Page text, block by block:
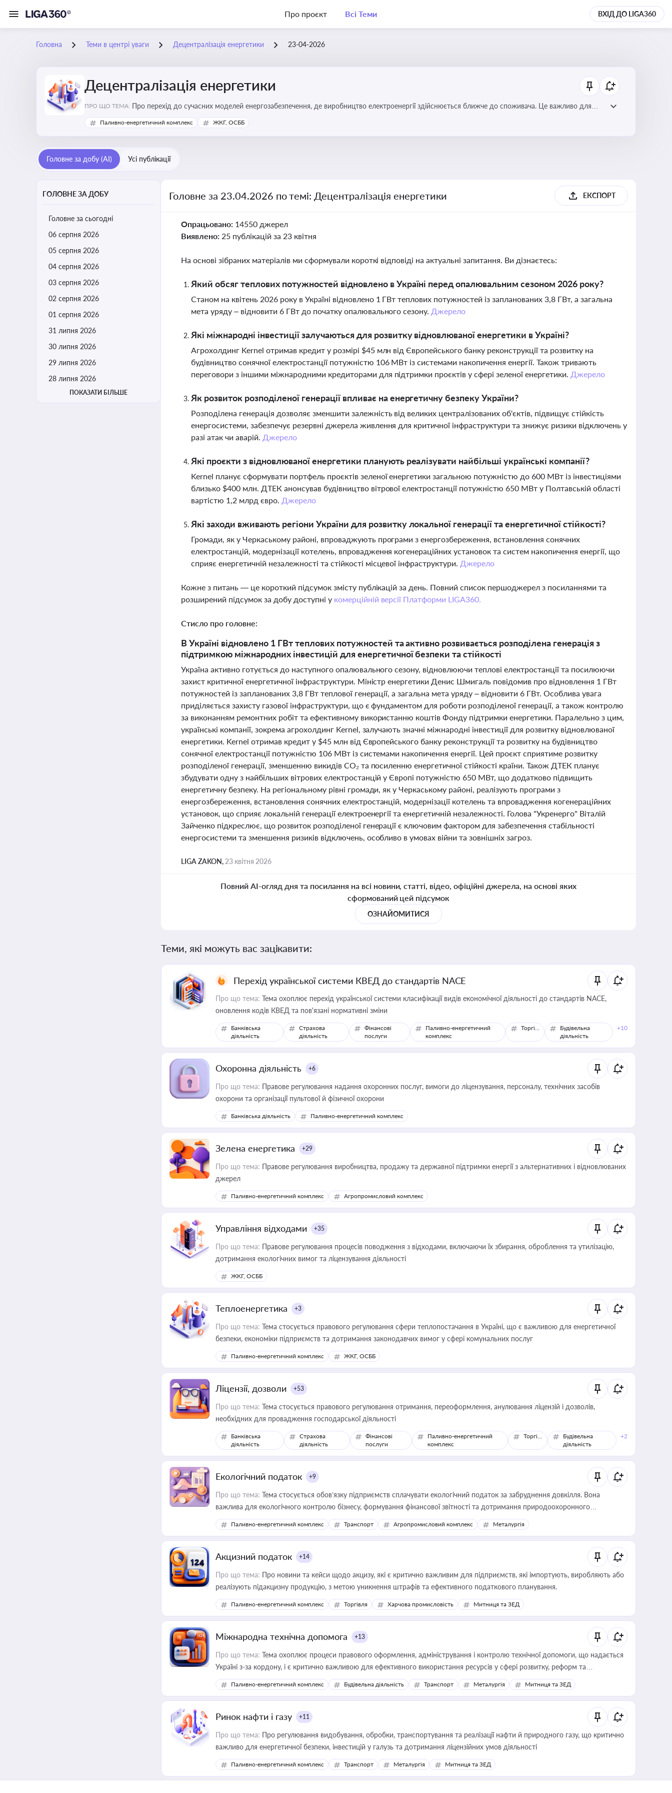
Про проєкт Всі Теми ВХІД ДО LIGA360
Головна Теми в центрі уваги Децентралізація енергетики 23-04-2026
Децентралізація енергетики
ПРО ЩО ТЕМА: Про перехід до сучасних моделей енергозабезпечення, де виробництво електроенергії здійснюється ближче до споживача. Це важливо для
підвищення енергонезалежності громад, зменшення втрат при транспортуванні енергії та стимулювання розвитку відновлюваних джерел
Паливно-енергетичний комплекс ЖКГ, ОСББ
Головне за добу (AI) Усі публікації
ГОЛОВНЕ ЗА ДОБУ
Головне за сьогодні
06 серпня 2026
05 серпня 2026
04 серпня 2026
03 серпня 2026
02 серпня 2026
01 серпня 2026
31 липня 2026
30 липня 2026
29 липня 2026
28 липня 2026
ПОКАЗАТИ БІЛЬШЕ
Головне за 23.04.2026 по темі: Децентралізація енергетики ЕКСПОРТ
Опрацьовано: 14550 джерел
Виявлено: 25 публікацій за 23 квітня
На основі зібраних матеріалів ми сформували короткі відповіді на актуальні запитання. Ви дізнаєтесь:
Який обсяг теплових потужностей відновлено в Україні перед опалювальним сезоном 2026 року?
Станом на квітень 2026 року в Україні відновлено 1 ГВт теплових потужностей із запланованих 3,8 ГВт, а загальна
мета уряду – відновити 6 ГВт до початку опалювального сезону. Джерело
Які міжнародні інвестиції залучаються для розвитку відновлюваної енергетики в Україні?
Агрохолдинг Kernel отримав кредит у розмірі $45 млн від Європейського банку реконструкції та розвитку на
будівництво сонячної електростанції потужністю 106 МВт із системами накопичення енергії. Також тривають
переговори з іншими міжнародними кредиторами для підтримки проєктів у сфері зеленої енергетики. Джерело
Як розвиток розподіленої генерації впливає на енергетичну безпеку України?
Розподілена генерація дозволяє зменшити залежність від великих централізованих об'єктів, підвищує стійкість
енергосистеми, забезпечує резервні джерела живлення для критичної інфраструктури та знижує ризики відключень у
разі атак чи аварій. Джерело
Які проєкти з відновлюваної енергетики планують реалізувати найбільші українські компанії?
Kernel планує сформувати портфель проєктів зеленої енергетики загальною потужністю до 600 МВт із інвестиціями
близько $400 млн. ДТЕК анонсував будівництво вітрової електростанції потужністю 650 МВт у Полтавській області
вартістю 1,2 млрд євро. Джерело
Які заходи вживають регіони України для розвитку локальної генерації та енергетичної стійкості?
Громади, як у Черкаському районі, впроваджують програми з енергозбереження, встановлення сонячних
електростанцій, модернізації котелень, впровадження когенераційних установок та систем накопичення енергії, що
сприяє енергетичній незалежності та стійкості місцевої інфраструктури. Джерело
Кожне з питань — це короткий підсумок змісту публікацій за день. Повний список першоджерел з посиланнями та
розширений підсумок за добу доступні у комерційній версії Платформи LIGA360.
Стисло про головне:
В Україні відновлено 1 ГВт теплових потужностей та активно розвивається розподілена генерація з
підтримкою міжнародних інвестицій для енергетичної безпеки та стійкості
Україна активно готується до наступного опалювального сезону, відновлюючи теплові електростанції та посилюючи
захист критичної енергетичної інфраструктури. Міністр енергетики Денис Шмигаль повідомив про відновлення 1 ГВт
потужностей із запланованих 3,8 ГВт теплової генерації, а загальна мета уряду – відновити 6 ГВт. Особлива увага
приділяється захисту газової інфраструктури, що є фундаментом для роботи розподіленої генерації, а також контролю
за виконанням ремонтних робіт та ефективному використанню коштів Фонду підтримки енергетики. Паралельно з цим,
українські компанії, зокрема агрохолдинг Kernel, залучають значні міжнародні інвестиції для розвитку відновлюваної
енергетики. Kernel отримав кредит у $45 млн від Європейського банку реконструкції та розвитку на будівництво
сонячної електростанції потужністю 106 МВт із системами накопичення енергії. Цей проєкт сприятиме розвитку
розподіленої генерації, зменшенню викидів CO₂ та посиленню енергетичної стійкості країни. Також ДТЕК планує
збудувати одну з найбільших вітрових електростанцій у Європі потужністю 650 МВт, що додатково підвищить
енергетичну безпеку. На регіональному рівні громади, як у Черкаському районі, реалізують програми з
енергозбереження, встановлення сонячних електростанцій, модернізації котелень та впровадження когенераційних
установок, що сприяє локальній генерації електроенергії та енергетичній незалежності. Голова "Укренерго" Віталій
Зайченко підкреслює, що розвиток розподіленої генерації є ключовим фактором для забезпечення стабільності
енергосистеми та зменшення ризиків відключень, особливо в умовах війни та зовнішніх загроз.
LIGA ZAKON, 23 квітня 2026
Повний AI-огляд дня та посилання на всі новини, статті, відео, офіційні джерела, на основі яких
сформований цей підсумок
ОЗНАЙОМИТИСЯ
Теми, які можуть вас зацікавити:
Перехід української системи КВЕД до стандартів NACE
Про що тема: Тема охоплює перехід української системи класифікації видів економічної діяльності до стандартів NACE,
оновлення кодів КВЕД та пов'язані нормативні зміни
Банківська
діяльність
Страхова
діяльність
Фінансові
послуги
Паливно-енергетичний
комплекс
Торгівля
Будівельна
діяльність
+10
Охоронна діяльність +6
Про що тема: Правове регулювання надання охоронних послуг, вимоги до ліцензування, персоналу, технічних засобів
охорони та організації пультової й фізичної охорони
Банківська діяльність Паливно-енергетичний комплекс
Зелена енергетика +29
Про що тема: Правове регулювання виробництва, продажу та державної підтримки енергії з альтернативних і відновлюваних
джерел
Паливно-енергетичний комплекс Агропромисловий комплекс
Управління відходами +35
Про що тема: Правове регулювання процесів поводження з відходами, включаючи їх збирання, оброблення та утилізацію,
дотримання екологічних вимог та ліцензування діяльності
ЖКГ, ОСББ
Теплоенергетика +3
Про що тема: Тема стосується правового регулювання сфери теплопостачання в Україні, що є важливою для енергетичної
безпеки, економіки підприємств та дотримання законодавчих вимог у сфері комунальних послуг
Паливно-енергетичний комплекс ЖКГ, ОСББ
Ліцензії, дозволи +53
Про що тема: Тема стосується правового регулювання отримання, переоформлення, анулювання ліцензій і дозволів,
необхідних для провадження господарської діяльності
Банківська
діяльність
Страхова
діяльність
Фінансові
послуги
Паливно-енергетичний
комплекс
Торгівля
Будівельна
діяльність
+2
Екологічний податок +9
Про що тема: Тема стосується обов’язку підприємств сплачувати екологічний податок за забруднення довкілля. Вона
важлива для екологічного контролю бізнесу, формування фінансової звітності та дотримання природоохоронного
законодавства
Паливно-енергетичний комплекс Транспорт Агропромисловий комплекс Металургія
Акцизний податок +14
Про що тема: Про новини та кейси щодо акцизу, які є критично важливим для підприємств, які імпортують, виробляють або
реалізують підакцизну продукцію, з метою уникнення штрафів та ефективного податкового планування.
Паливно-енергетичний комплекс Торгівля Харчова промисловість Митниця та ЗЕД
Міжнародна технічна допомога +13
Про що тема: Тема охоплює процеси правового оформлення, адміністрування і контролю технічної допомоги, що надається
Україні з-за кордону, і є критично важливою для ефективного використання ресурсів у сфері розвитку, реформ та
інфраструктурних проєктів
Паливно-енергетичний комплекс Будівельна діяльність Транспорт Металургія Митниця та ЗЕД
Ринок нафти і газу +11
Про що тема: Про регулювання видобування, обробки, транспортування та реалізації нафти й природного газу, що критично
важливо для енергетичної безпеки, інвестицій у галузь та дотримання ліцензійних умов діяльності
Паливно-енергетичний комплекс Транспорт Металургія Митниця та ЗЕД